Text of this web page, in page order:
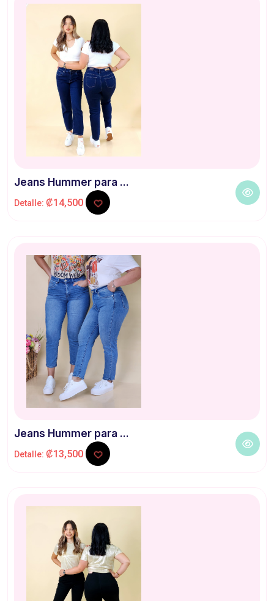
Jeans Hummer para ...
Detalle: ₡14,500
Jeans Hummer para ...
Detalle: ₡13,500